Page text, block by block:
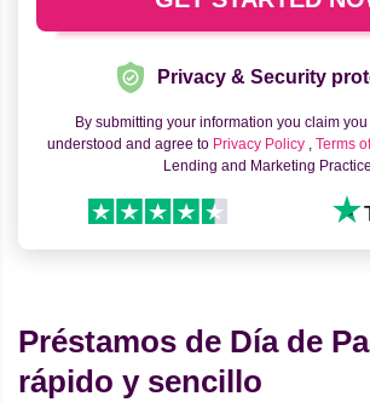
Privacy & Security
By submitting your information you claim
understood and agree to Privacy Policy , Terms
Lending and Marketing
Préstamos de Día de
rápido y sencillo